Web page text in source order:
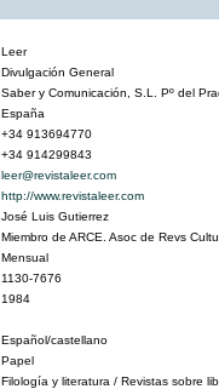
Leer
Divulgación General
Saber y Comunicación, S.L. Pº del
España
+34 913694770
+34 914299843
leer@revistaleer.com
http://www.revistaleer.com
José Luis Gutierrez
Miembro de ARCE. Asoc de Revs
Mensual
1130-7676
1984
Español/castellano
Papel
Filología y literatura / Revistas sobre